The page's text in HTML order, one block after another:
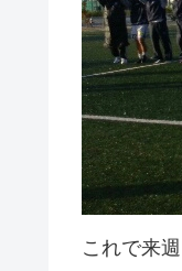
これで来